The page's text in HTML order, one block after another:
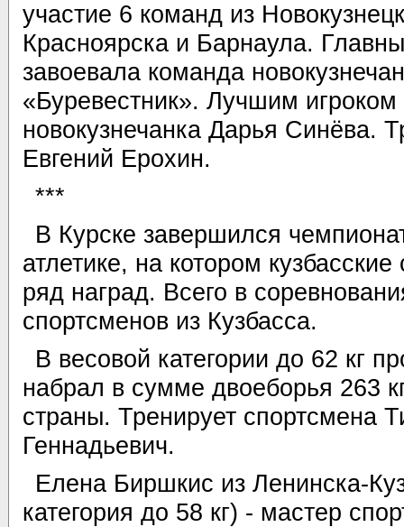
участие 6 команд из
Красноярска и Барнаула.
завоевала команда
«Буревестник». Лучшим игроком
новокузнечанка Дарья Синёва.
Евгений Ерохин.
***
В Курске завершился
атлетике, на котором
ряд наград. Всего в
спортсменов из Кузбасса.
В весовой категории до 62 кг
набрал в сумме двоеборья 263
страны. Тренирует спортсмена
Геннадьевич.
Елена Биршкис из Ленинска-
категория до 58 кг) - мастер